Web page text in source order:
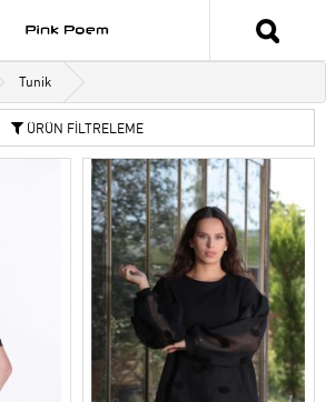
Tunik
ÜRÜN FİLTRELEME